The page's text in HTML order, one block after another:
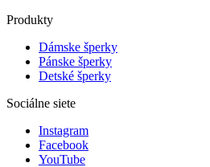
Produkty
Dámske šperky
Pánske šperky
Detské šperky
Sociálne siete
Instagram
Facebook
YouTube